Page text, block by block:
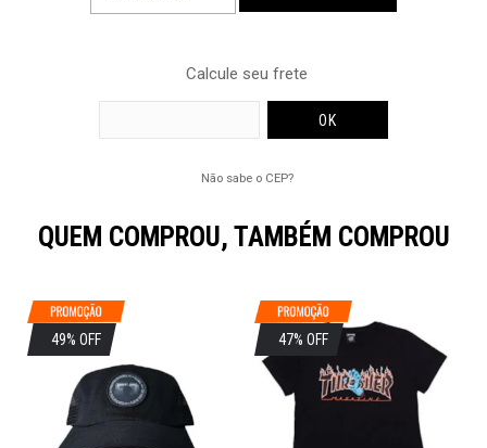
Calcule seu frete
Não sabe o CEP?
QUEM COMPROU, TAMBÉM COMPROU
49% OFF 47% OFF